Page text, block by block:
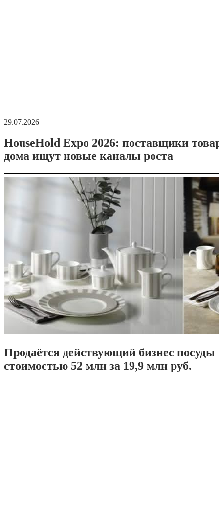
29.07.2026
HouseHold Expo 2026: поставщики
дома ищут новые каналы роста
Продаётся действующий бизнес посуды
стоимостью 52 млн за 19,9 млн руб.